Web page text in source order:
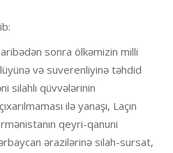
sonra ölkəmizin milli
və suverenliyinə təhdid
silahlı qüvvələrinin
ilə yanaşı, Laçın
qeyri-qanuni
ərazilərinə silah-sursat,